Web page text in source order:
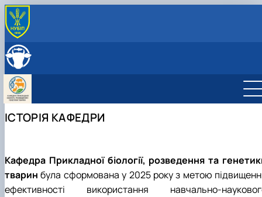
ПРО КАФЕДРУ
Можливості працевлаштування
Практика студентів
НАУКОВА ДІЯЛЬНІСТЬ
Дорадча діяльність
Гурток "Генетичні ресурси тварин"
Гурток "Розведення та селекція тварин"
Гурток "Генетика тварин"
ІСТОРІЯ КАФЕДРИ
Кафедра Прикладної біології, розведення та
тварин була сформована у 2025 року з метою
ефективності використання навчально-